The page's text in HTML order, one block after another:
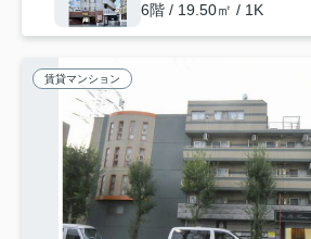
6階 / 19.50㎡ / 1K
賃貸マンション